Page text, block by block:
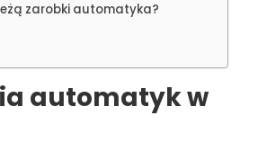
zarobki automatyka?
automatyk w